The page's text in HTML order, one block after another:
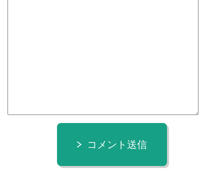
コメント送信